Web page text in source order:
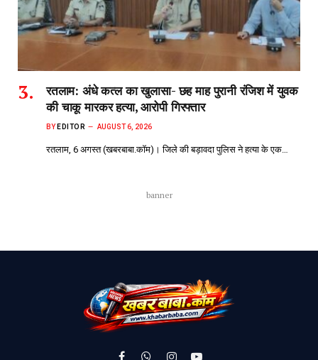
रतलाम: अंधे कत्ल का खुलासा- छह माह पुरानी रंजिश में युवक
की चाकू मारकर हत्या, आरोपी गिरफ्तार
BY EDITOR AUGUST 6, 2026
रतलाम, 6 अगस्त (खबरबाबा.कॉम)। जिले की बड़ावदा पुलिस ने हत्या के एक…
banner